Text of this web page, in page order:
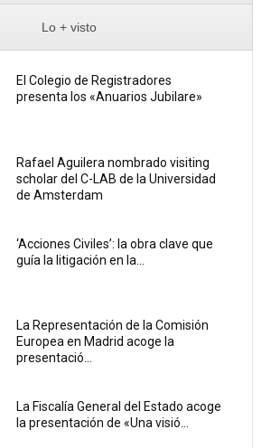
Lo + visto
El Colegio de Registradores
presenta los «Anuarios Jubilare»
Rafael Aguilera nombrado visiting
scholar del C-LAB de la Universidad
de Amsterdam
‘Acciones Civiles’: la obra clave que
guía la litigación en la...
La Representación de la Comisión
Europea en Madrid acoge la
presentació...
La Fiscalía General del Estado acoge
la presentación de «Una visió...